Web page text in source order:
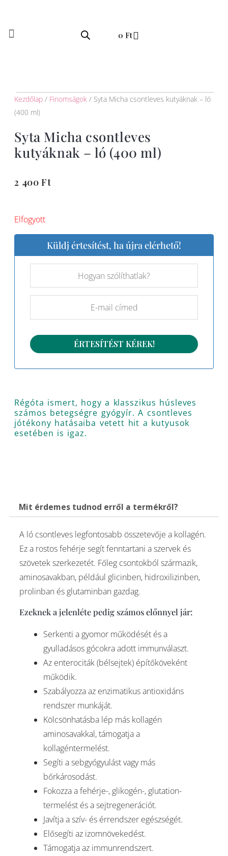
content
0 FtKosár
Kezdőlap / Finomságok / Syta Micha csontleves kutyáknak – ló
(400 ml)
Syta Micha csontleves
kutyáknak – ló (400 ml)
2 400 Ft
Elfogyott
Küldj értesítést, ha újra elérhető!
Régóta ismert, hogy a klasszikus húsleves
számos betegségre gyógyír. A csontleves
jótékony hatásaiba vetett hit a kutyusok
esetében is igaz.
Mit érdemes tudnod erről a termékről?
A ló csontleves legfontosabb összetevője a kollagén.
Ez a rostos fehérje segít fenntartani a szervek és
szövetek szerkezetét. Főleg csontokból származik,
aminosavakban, például glicinben, hidroxilizinben,
prolinban és glutaminban gazdag.
Ezeknek a jelenléte pedig számos előnnyel jár:
Serkenti a gyomor működését és a
gyulladásos gócokra adott immunválaszt.
Az enterociták (bélsejtek) építőköveként
működik.
Szabályozza az enzimatikus antioxidáns
rendszer munkáját.
Kölcsönhatásba lép más kollagén
aminosavakkal, támogatja a
kollagéntermelést.
Segíti a sebgyógyulást vagy más
bőrkárosodást.
Fokozza a fehérje-, glikogén-, glutation-
termelést és a sejtregenerációt.
Javítja a szív- és érrendszer egészségét.
Elősegíti az izomnövekedést.
Támogatja az immunrendszert.